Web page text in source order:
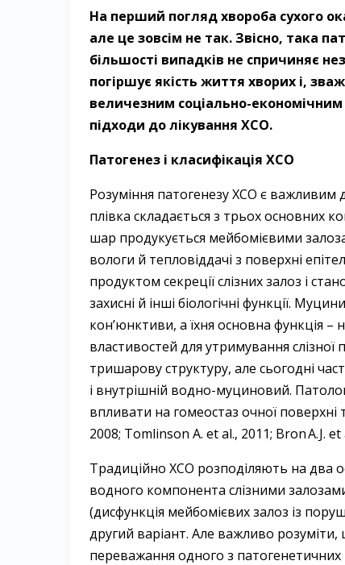
На перший погляд хвороба сухого
але це зовсім не так. Звісно, така
більшості випадків не спричиняє
погіршує якість життя хворих і,
величезним соціально-
підходи до лікування ХСО.
Патогенез і класифікація ХСО
Розуміння патогенезу ХСО є важливим
плівка складається з трьох основних
шар продукується мейбомієвими
вологи й тепловіддачі з поверхні
продуктом секреції слізних залоз і
захисні й інші біологічні функції.
кон’юнктиви, а їхня основна функція –
властивостей для утримування слізної
тришарову структуру, але сьогодні
і внутрішній водно-муциновий.
впливати на гомеостаз очної поверхні
2008; Tomlinson A. et al., 2011; Bron A. J. et
Традиційно ХСО розподіляють на два
водного компонента слізними
(дисфункція мейбомієвих залоз із
другий варіант. Але важливо
переважання одного з